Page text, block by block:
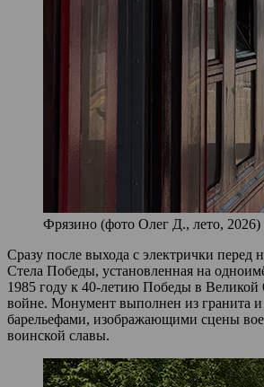
Фрязино (фото Олег Д., лето, 2026)
Сразу после выхода с электрички перед
Стела Победы, установленная на
1985 году к 40‑летию Победы в Великой
войне. Монумент выполнен из гранита
барельефами, изображающими сцены
воинской славы.